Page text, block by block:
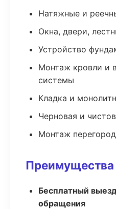
Натяжные и
Окна, двери,
Устройство
Монтаж кровли и
системы
Кладка и
Черновая и
Монтаж
Преимущества
Бесплатный
обращения